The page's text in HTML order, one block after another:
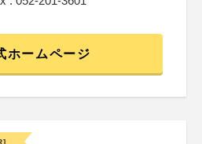
ホームページ